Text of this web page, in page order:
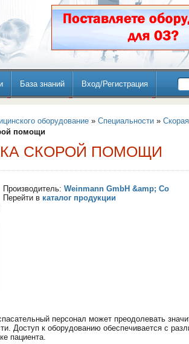
База знаний Вход/Регистрация
оборудование » Специальности »
помощи
СКОРОЙ ПОМОЩИ
Производитель: Weinmann GmbH &amp; Co
Перейти в каталог продукции
персонал может преодолевать
Доступ к оборудованию обеспечивается с
пациента.